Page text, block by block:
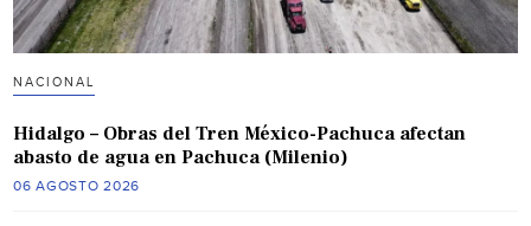
NACIONAL
Hidalgo – Obras del Tren México-Pachuca afectan
abasto de agua en Pachuca (Milenio)
06 AGOSTO 2026